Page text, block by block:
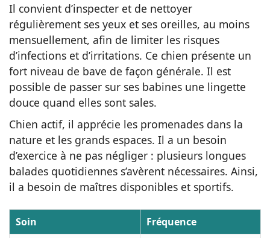
Il convient d’inspecter et de nettoyer
régulièrement ses yeux et ses oreilles, au moins
mensuellement, afin de limiter les risques
d’infections et d’irritations. Ce chien présente un
fort niveau de bave de façon générale. Il est
possible de passer sur ses babines une lingette
douce quand elles sont sales.
Chien actif, il apprécie les promenades dans la
nature et les grands espaces. Il a un besoin
d’exercice à ne pas négliger : plusieurs longues
balades quotidiennes s’avèrent nécessaires. Ainsi,
il a besoin de maîtres disponibles et sportifs.
Soin
Fréquence